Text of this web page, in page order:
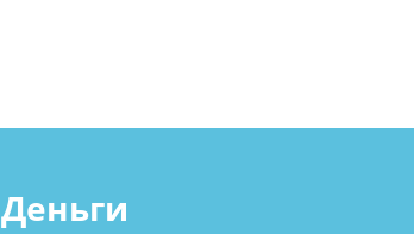
Деньги